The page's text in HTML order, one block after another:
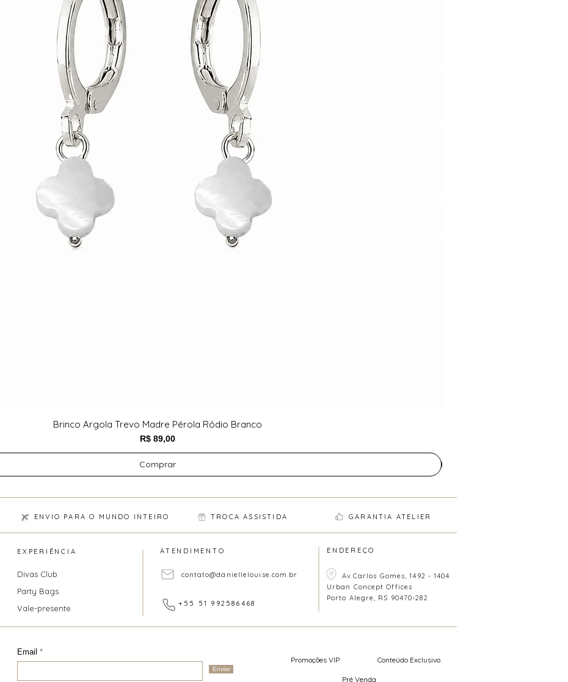
Brinco Argola Trevo Madre Pérola Ródio Branco
Preço
R$ 89,00
Comprar
ENVIO PARA O MUNDO INTEIRO TROCA ASSISTIDA GARANTIA ATELIER
EXPERIÊNCIA
Divas Club
Party Bags
Vale-presente
ATENDIMENTO ENDEREÇO
Av.Carlos Gomes, 1492 - 1404
Urban Concept Offices
Porto Alegre, RS 90470-282
contato@daniellelouise.com.br
+55 51 992586468
Email
Enviar
Promoções VIP Conteúdo Exclusivo
Pré Venda